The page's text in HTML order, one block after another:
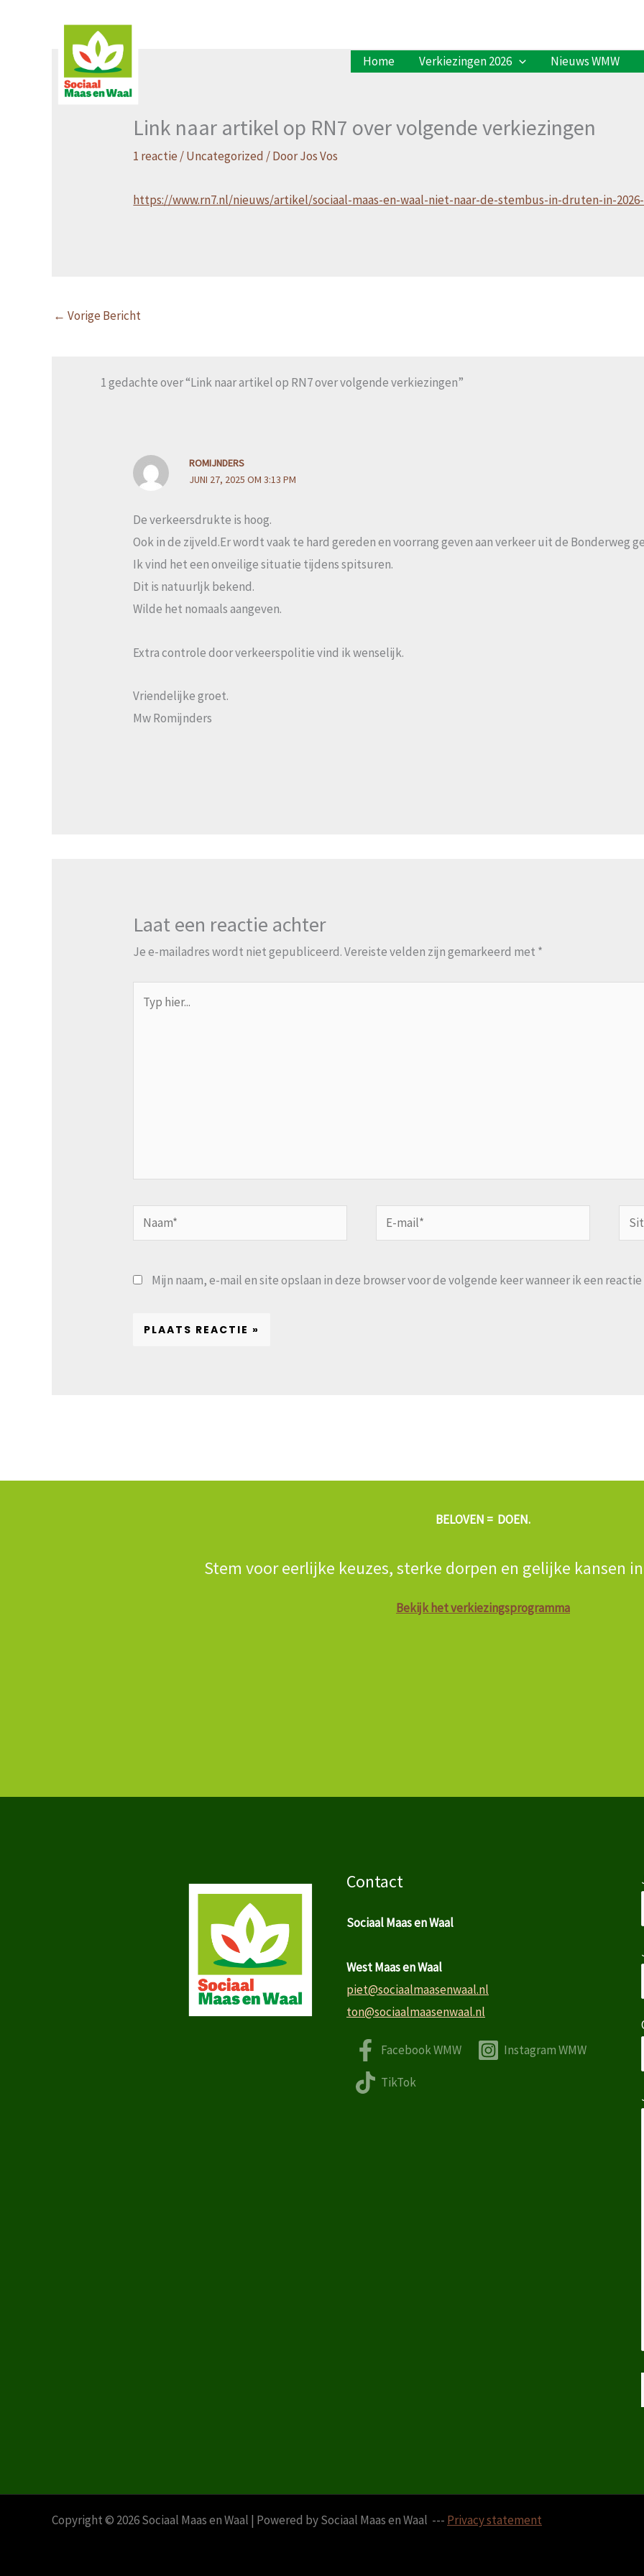
Home Verkiezingen 2026 Nieuws WMW
Link naar artikel op RN7 over volgende verkiezingen
1 reactie /Uncategorized / DoorJos Vos
https://www.rn7.nl/nieuws/artikel/sociaal-maas-en-waal-niet-naar-de-stembus-in-druten-in-
← Vorige Bericht
1 gedachte over “Link naar artikel op RN7 over volgende verkiezingen”
ROMIJNDERS
JUNI 27, 2025 OM 3:13 PM
De verkeersdrukte is hoog.
Ook in de zijveld.Er wordt vaak te hard gereden en voorrang geven aan verkeer uit de Bonderweg
Ik vind het een onveilige situatie tijdens spitsuren.
Dit is natuurljk bekend.
Wilde het nomaals aangeven.
Extra controle door verkeerspolitie vind ik wenselijk.
Vriendelijke groet.
Mw Romijnders
Laat een reactie achter
Je e-mailadres wordt niet gepubliceerd.Vereiste velden zijn gemarkeerd met *
hier...
Naam*
mail*
Site
Mijn naam, e-mail en site opslaan in deze browser voor de volgende keer wanneer ik een
BELOVEN = DOEN.
Stem voor eerlijke keuzes, sterke dorpen en gelijke kansen in
Bekijk het verkiezingsprogramma
Contact
Sociaal Maas en Waal
West Maas en Waal
piet@sociaalmaasenwaal.nl
ton@sociaalmaasenwaal.nl
Facebook WMW Instagram WMW
TikTok
Copyright © 2026 Sociaal Maas en Waal | Powered by Sociaal Maas en Waal --- Privacy statement